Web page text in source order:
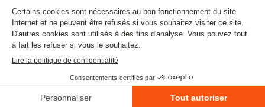
projets@lasuperboite.be